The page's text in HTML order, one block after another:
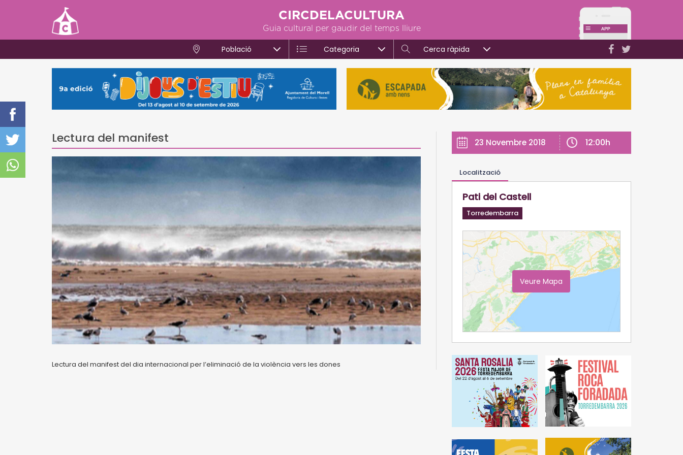
CIRCDELACULTURA
Guia cultural per gaudir del temps lliure
Població Categoria Cerca ràpida
Lectura del manifest
Lectura del manifest del dia internacional per l’eliminació de la violència vers les dones
23 Novembre 2018 12:00h
Localització
Pati del Castell
Torredembarra
Veure Mapa